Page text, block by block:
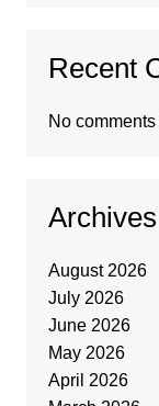
Recent
No
Archives
August 2026
July 2026
June 2026
May 2026
April 2026